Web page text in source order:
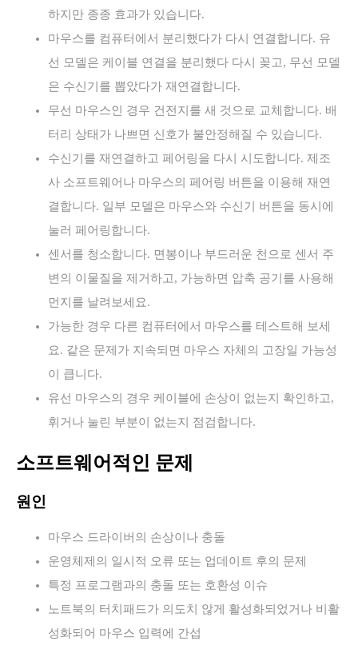
하지만 종종 효과가 있습니다.
마우스를 컴퓨터에서 분리했다가 다시 연결합니다. 유
선 모델은 케이블 연결을 분리했다 다시 꽂고, 무선 모델
은 수신기를 뽑았다가 재연결합니다.
무선 마우스인 경우 건전지를 새 것으로 교체합니다. 배
터리 상태가 나쁘면 신호가 불안정해질 수 있습니다.
수신기를 재연결하고 페어링을 다시 시도합니다. 제조
사 소프트웨어나 마우스의 페어링 버튼을 이용해 재연
결합니다. 일부 모델은 마우스와 수신기 버튼을 동시에
눌러 페어링합니다.
센서를 청소합니다. 면봉이나 부드러운 천으로 센서 주
변의 이물질을 제거하고, 가능하면 압축 공기를 사용해
먼지를 날려보세요.
가능한 경우 다른 컴퓨터에서 마우스를 테스트해 보세
요. 같은 문제가 지속되면 마우스 자체의 고장일 가능성
이 큽니다.
유선 마우스의 경우 케이블에 손상이 없는지 확인하고,
휘거나 눌린 부분이 없는지 점검합니다.
소프트웨어적인 문제
원인
마우스 드라이버의 손상이나 충돌
운영체제의 일시적 오류 또는 업데이트 후의 문제
특정 프로그램과의 충돌 또는 호환성 이슈
노트북의 터치패드가 의도치 않게 활성화되었거나 비활
성화되어 마우스 입력에 간섭